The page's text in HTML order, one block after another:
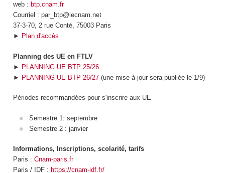
web : btp.cnam.fr
Courriel : par_btp@lecnam.net
37-3-70, 2 rue Conté, 75003 Paris
► Plan d'accès
Planning des UE en FTLV
► PLANNING UE BTP 25/26
► PLANNING UE BTP 26/27(une mise à jour sera publiée le 1/9)
Périodes recommandées pour s'inscrire aux UE
Semestre 1: septembre
Semestre 2 : janvier
Informations, Inscriptions, scolarité, tarifs
Paris : Cnam-paris.fr
Paris / IDF : https://cnam-idf.fr/